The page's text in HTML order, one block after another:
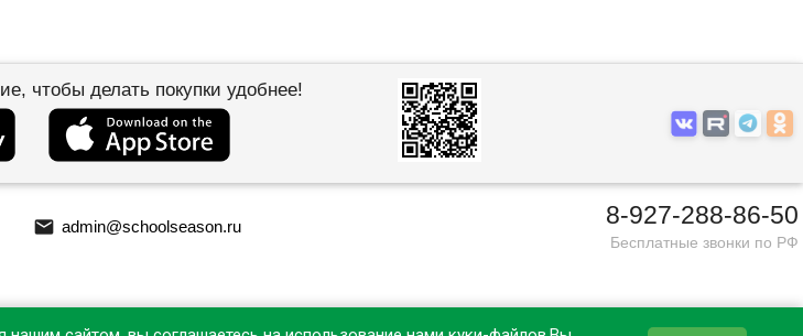
чтобы делать покупки удобнее!
email admin@schoolseason.ru 8-927-288-86-50
Бесплатные звонки по РФ